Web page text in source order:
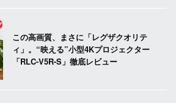
この高画質、まさに「レグザクオリテ
ィ」。“映える”小型4Kプロジェクター
「RLC-V5R-S」徹底レビュー